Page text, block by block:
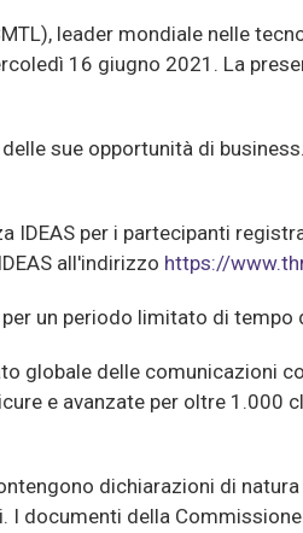
leader mondiale nelle
16 giugno 2021. La
sue opportunità di
per i partecipanti
all'indirizzo https://
un periodo limitato di tempo
globale delle comunicazioni
e avanzate per oltre 1.000
dichiarazioni di
documenti della